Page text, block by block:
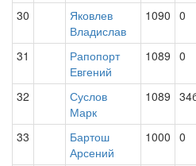
30
Яковлев
Владислав
1090 0
31
Рапопорт
Евгений
1089 0
32
Суслов
Марк
1089
33
Бартош
Арсений
1000 0